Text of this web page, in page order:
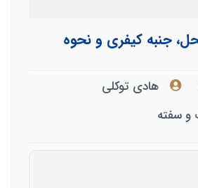
جنبه کیفری و نحوه
هادی توکلی
سفته